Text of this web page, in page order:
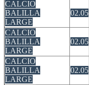
CALCIO
BALILLA
LARGE
02.05
CALCIO
BALILLA
LARGE
02.05
CALCIO
BALILLA
LARGE
02.05